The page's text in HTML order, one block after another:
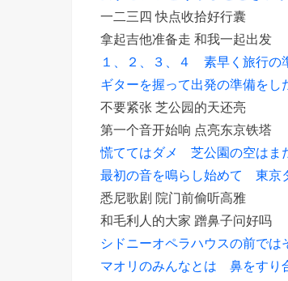
一二三四 快点收拾好行囊
拿起吉他准备走 和我一起出发
１、２、３、４ 素早く旅行の
ギターを握って出発の準備をし
不要紧张 芝公园的天还亮
第一个音开始响 点亮东京铁塔
慌ててはダメ 芝公園の空はま
最初の音を鳴らし始めて 東京
悉尼歌剧 院门前偷听高雅
和毛利人的大家 蹭鼻子问好吗
シドニーオペラハウスの前では
マオリのみんなとは 鼻をすり